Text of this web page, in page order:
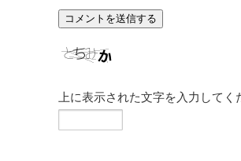
上に表示された文字を入力してく